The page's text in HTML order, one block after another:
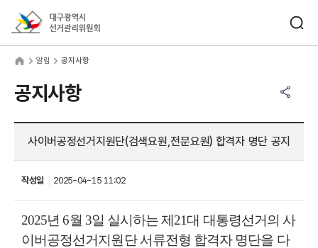
알림 공지사항
공지사항
사이버공정선거지원단(검색요원,전문요원) 합격자 명단 공지
작성일 2025-04-15 11:02
2025년6월 3일 실시하는 제 21대 대통령선거의 사
이버공정선거지원단 서류전형 합격자 명단을 다